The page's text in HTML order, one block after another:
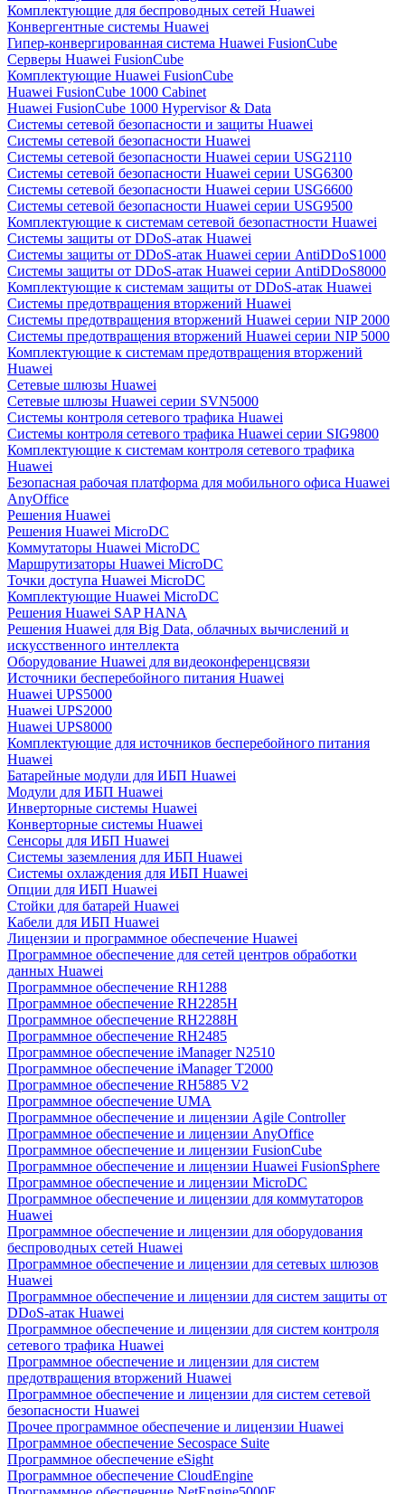
Комплектующие для беспроводных сетей Huawei
Конвергентные системы Huawei
Гипер-конвергированная система Huawei FusionCube
Серверы Huawei FusionCube
Комплектующие Huawei FusionCube
Huawei FusionCube 1000 Cabinet
Huawei FusionCube 1000 Hypervisor & Data
Системы сетевой безопасности и защиты Huawei
Системы сетевой безопасности Huawei
Системы сетевой безопасности Huawei серии USG2110
Системы сетевой безопасности Huawei серии USG6300
Системы сетевой безопасности Huawei серии USG6600
Системы сетевой безопасности Huawei серии USG9500
Комплектующие к системам сетевой безопастности Huawei
Системы защиты от DDoS-атак Huawei
Системы защиты от DDoS-атак Huawei серии AntiDDoS1000
Системы защиты от DDoS-атак Huawei серии AntiDDoS8000
Комплектующие к системам защиты от DDoS-атак Huawei
Системы предотвращения вторжений Huawei
Системы предотвращения вторжений Huawei серии NIP 2000
Системы предотвращения вторжений Huawei серии NIP 5000
Комплектующие к системам предотвращения вторжений
Huawei
Сетевые шлюзы Huawei
Сетевые шлюзы Huawei серии SVN5000
Системы контроля сетевого трафика Huawei
Системы контроля сетевого трафика Huawei серии SIG9800
Комплектующие к системам контроля сетевого трафика
Huawei
Безопасная рабочая платформа для мобильного офиса Huawei
AnyOffice
Решения Huawei
Решения Huawei MicroDC
Коммутаторы Huawei MicroDC
Маршрутизаторы Huawei MicroDC
Точки доступа Huawei MicroDC
Комплектующие Huawei MicroDC
Решения Huawei SAP HANA
Решения Huawei для Big Data, облачных вычислений и
искусственного интеллекта
Оборудование Huawei для видеоконференцсвязи
Источники бесперебойного питания Huawei
Huawei UPS5000
Huawei UPS2000
Huawei UPS8000
Комплектующие для источников бесперебойного питания
Huawei
Батарейные модули для ИБП Huawei
Модули для ИБП Huawei
Инверторные системы Huawei
Конверторные системы Huawei
Сенсоры для ИБП Huawei
Системы заземления для ИБП Huawei
Системы охлаждения для ИБП Huawei
Опции для ИБП Huawei
Стойки для батарей Huawei
Кабели для ИБП Huawei
Лицензии и программное обеспечение Huawei
Программное обеспечение для сетей центров обработки
данных Huawei
Программное обеспечение RH1288
Программное обеспечение RH2285H
Программное обеспечение RH2288H
Программное обеспечение RH2485
Программное обеспечение iManager N2510
Программное обеспечение iManager T2000
Программное обеспечение RH5885 V2
Программное обеспечение UMA
Программное обеспечение и лицензии Agile Controller
Программное обеспечение и лицензии AnyOffice
Программное обеспечение и лицензии FusionCube
Программное обеспечение и лицензии Huawei FusionSphere
Программное обеспечение и лицензии MicroDC
Программное обеспечение и лицензии для коммутаторов
Huawei
Программное обеспечение и лицензии для оборудования
беспроводных сетей Huawei
Программное обеспечение и лицензии для сетевых шлюзов
Huawei
Программное обеспечение и лицензии для систем защиты от
DDoS-атак Huawei
Программное обеспечение и лицензии для систем контроля
сетевого трафика Huawei
Программное обеспечение и лицензии для систем
предотвращения вторжений Huawei
Программное обеспечение и лицензии для систем сетевой
безопасности Huawei
Прочее программное обеспечение и лицензии Huawei
Программное обеспечение Secospace Suite
Программное обеспечение eSight
Программное обеспечение CloudEngine